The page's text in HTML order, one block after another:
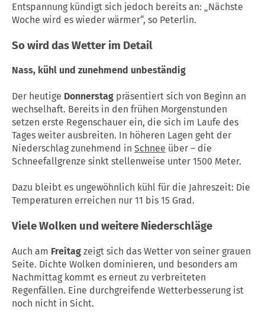
Entspannung kündigt sich jedoch bereits an: „Nächste
Woche wird es wieder wärmer“, so Peterlin.
So wird das Wetter im Detail
Nass, kühl und zunehmend unbeständig
Der heutige Donnerstag präsentiert sich von Beginn an
wechselhaft. Bereits in den frühen Morgenstunden
setzen erste Regenschauer ein, die sich im Laufe des
Tages weiter ausbreiten. In höheren Lagen geht der
Niederschlag zunehmend in Schnee über – die
Schneefallgrenze sinkt stellenweise unter 1500 Meter.
Dazu bleibt es ungewöhnlich kühl für die Jahreszeit: Die
Temperaturen erreichen nur 11 bis 15 Grad.
Viele Wolken und weitere Niederschläge
Auch am Freitag zeigt sich das Wetter von seiner grauen
Seite. Dichte Wolken dominieren, und besonders am
Nachmittag kommt es erneut zu verbreiteten
Regenfällen. Eine durchgreifende Wetterbesserung ist
noch nicht in Sicht.